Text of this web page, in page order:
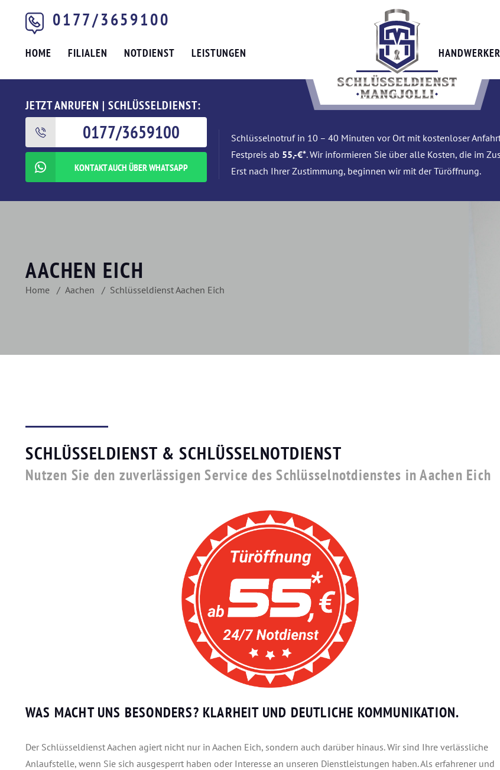
0177/3659100
HOME FILIALEN NOTDIENST LEISTUNGEN
JETZT ANRUFEN | SCHLÜSSELDIENST:
0177/3659100
KONTAKT AUCH ÜBER WHATSAPP
Schlüsselnotruf in 10 – 40 Minuten vor Ort mit kostenloser
Festpreis ab 55,-€*. Wir informieren Sie über alle Kosten, die im
Erst nach Ihrer Zustimmung, beginnen wir mit der Türöffnung.
AACHEN EICH
Home Aachen Schlüsseldienst Aachen Eich
SCHLÜSSELDIENST & SCHLÜSSELNOTDIENST
Nutzen Sie den zuverlässigen Service des Schlüsselnotdienstes in Aachen Eich
WAS MACHT UNS BESONDERS? KLARHEIT UND DEUTLICHE KOMMUNIKATION.
Der Schlüsseldienst Aachen agiert nicht nur in Aachen Eich, sondern auch darüber hinaus. Wir sind Ihre verlässliche
Anlaufstelle, wenn Sie sich ausgesperrt haben oder Interesse an unseren Dienstleistungen haben. Als erfahrener und